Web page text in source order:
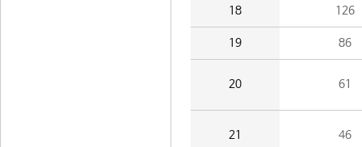
18 126
19 86
20 61
21 46